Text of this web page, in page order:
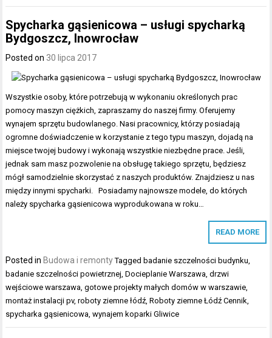
Spycharka gąsienicowa – usługi spycharką
Bydgoszcz, Inowrocław
Posted on 30 lipca 2017
Wszystkie osoby, które potrzebują w wykonaniu określonych prac
pomocy maszyn ciężkich, zapraszamy do naszej firmy. Oferujemy
wynajem sprzętu budowlanego. Nasi pracownicy, którzy posiadają
ogromne doświadczenie w korzystanie z tego typu maszyn, dojadą na
miejsce twojej budowy i wykonają wszystkie niezbędne prace. Jeśli,
jednak sam masz pozwolenie na obsługę takiego sprzętu, będziesz
mógł samodzielnie skorzystać z naszych produktów. Znajdziesz u nas
między innymi spycharki. Posiadamy najnowsze modele, do których
należy spycharka gąsienicowa wyprodukowana w roku…
READ MORE
Posted in Budowa i remonty Tagged badanie szczelności budynku,
badanie szczelności powietrznej,Docieplanie Warszawa,drzwi
wejściowe warszawa,gotowe projekty małych domów w warszawie,
montaż instalacji pv,roboty ziemne łódź,Roboty ziemne Łódź Cennik,
spycharka gąsienicowa,wynajem koparki Gliwice